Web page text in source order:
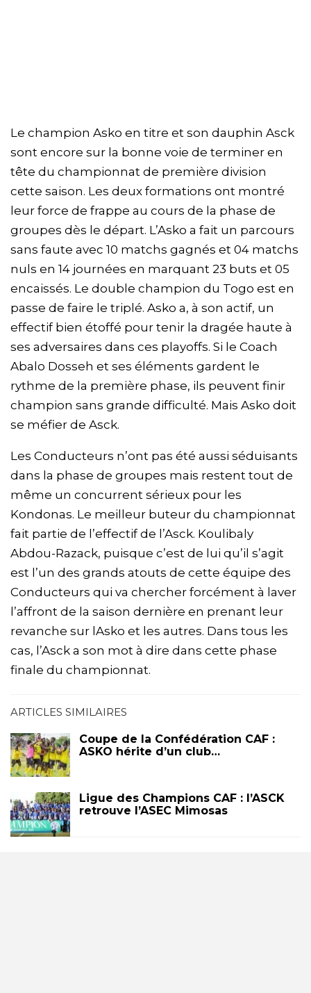
Le champion Asko en titre et son dauphin Asck
sont encore sur la bonne voie de terminer en
tête du championnat de première division
cette saison. Les deux formations ont montré
leur force de frappe au cours de la phase de
groupes dès le départ. L’Asko a fait un parcours
sans faute avec 10 matchs gagnés et 04 matchs
nuls en 14 journées en marquant 23 buts et 05
encaissés. Le double champion du Togo est en
passe de faire le triplé. Asko a, à son actif, un
effectif bien étoffé pour tenir la dragée haute à
ses adversaires dans ces playoffs. Si le Coach
Abalo Dosseh et ses éléments gardent le
rythme de la première phase, ils peuvent finir
champion sans grande difficulté. Mais Asko doit
se méfier de Asck.
Les Conducteurs n’ont pas été aussi séduisants
dans la phase de groupes mais restent tout de
même un concurrent sérieux pour les
Kondonas. Le meilleur buteur du championnat
fait partie de l’effectif de l’Asck. Koulibaly
Abdou-Razack, puisque c’est de lui qu’il s’agit
est l’un des grands atouts de cette équipe des
Conducteurs qui va chercher forcément à laver
l’affront de la saison dernière en prenant leur
revanche sur lAsko et les autres. Dans tous les
cas, l’Asck a son mot à dire dans cette phase
finale du championnat.
ARTICLES SIMILAIRES
Coupe de la Confédération CAF :
ASKO hérite d’un club…
Ligue des Champions CAF : l’ASCK
retrouve l’ASEC Mimosas